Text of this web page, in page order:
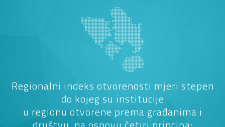
Regionalni indeks otvorenosti mjeri stepen
do kojeg su institucije
u regionu otvorene prema građanima i